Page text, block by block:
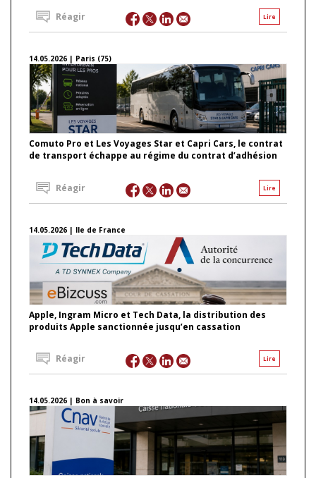
Lire
Réagir
14.05.2026 | Paris (75)
Comuto Pro et Les Voyages Star et Capri Cars, le contrat
de transport échappe au régime du contrat d’adhésion
Lire
Réagir
14.05.2026 | Ile de France
Apple, Ingram Micro et Tech Data, la distribution des
produits Apple sanctionnée jusqu’en cassation
Lire
Réagir
14.05.2026 | Bon à savoir